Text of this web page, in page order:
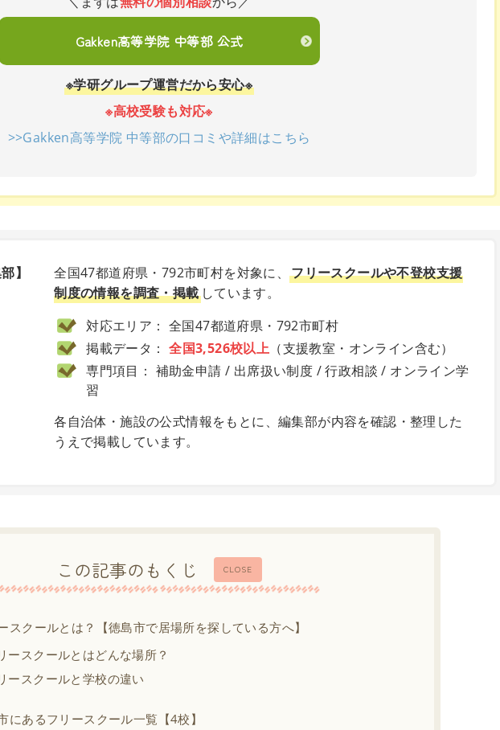
Gakken高等学院 中等部 公式
※学研グループ運営だから安心※
※高校受験も対応※
>>Gakken高等学院 中等部の口コミや詳細はこちら
】 全国47都道府県・792市町村を対象に、フリースクールや不登校支援
制度の情報を調査・掲載しています。
対応エリア： 全国47都道府県・792市町村
掲載データ：全国3,526校以上 （支援教室・オンライン含む）
専門項目： 補助金申請 / 出席扱い制度 / 行政相談 / オンライン学
習
各自治体・施設の公式情報をもとに、編集部が内容を確認・整理した
うえで掲載しています。
CLOSE
この記事のもくじ
スクールとは？【徳島市で居場所を探している方へ】
ースクールとはどんな場所？
ースクールと学校の違い
にあるフリースクール一覧【4校】